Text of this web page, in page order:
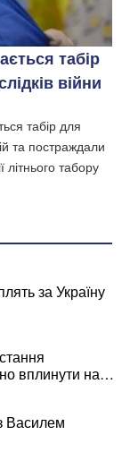
табір
війни
табір для
та постраждали
літнього табору
за Україну
вплинути на
Василем